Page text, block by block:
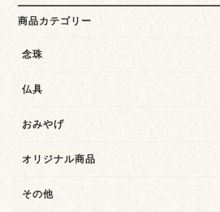
商品カテゴリー
念珠
仏具
おみやげ
オリジナル商品
その他